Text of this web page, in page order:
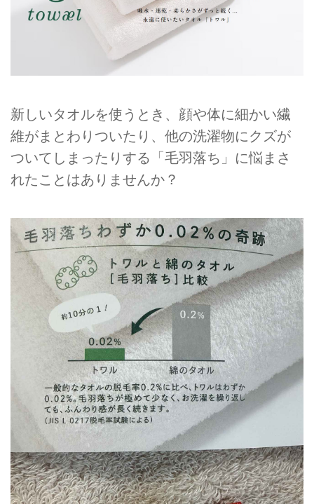
新しいタオルを使うとき、顔や体に細かい繊
維がまとわりついたり、他の洗濯物にクズが
ついてしまったりする「毛羽落ち」に悩まさ
れたことはありませんか？